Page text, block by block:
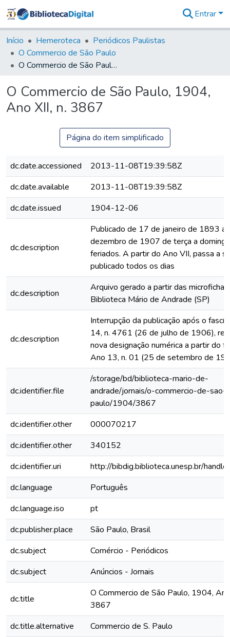
&
Coleções
Tudo na
Biblioteca
Estatísticas
Entrar
Início Hemeroteca
Periódicos Paulistas
O Commercio de São Paulo
O Commercio de São Paulo, 1904, Ano XII, n. 3867
O Commercio de São Paulo, 1904,
Ano XII, n. 3867
Página do item simplificado
dc.date.accessioned
2013-11-08T19:39:58Z
dc.date.available
2013-11-08T19:39:58Z
dc.date.issued
1904-12-06
dc.description
Publicado de 17 de janeiro de 1893 a
dezembro de 1907 de terça a
feriados. A partir do Ano VII, passa a
publicado todos os dias
dc.description
Arquivo gerado a partir das
Biblioteca Mário de Andrade (SP)
dc.description
Interrupção da publicação após o
14, n. 4761 (26 de julho de 1906),
nova designação numérica a partir do
Ano 13, n. 01 (25 de setembro de
dc.identifier.file
/storage/bd/biblioteca-mario-de-
andrade/jornais/o-commercio-de-sao-
paulo/1904/3867
dc.identifier.other
000070217
dc.identifier.other
340152
dc.identifier.uri
http://bibdig.biblioteca.unesp.br/
dc.language
Português
dc.language.iso
pt
dc.publisher.place
São Paulo, Brasil
dc.subject
Comércio - Periódicos
dc.subject
Anúncios - Jornais
dc.title
O Commercio de São Paulo, 1904,
3867
dc.title.alternative
Commercio de S. Paulo